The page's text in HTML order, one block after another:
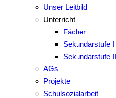
Unser Leitbild
Unterricht
Fächer
Sekundarstufe I
Sekundarstufe II
AGs
Projekte
Schulsozialarbeit